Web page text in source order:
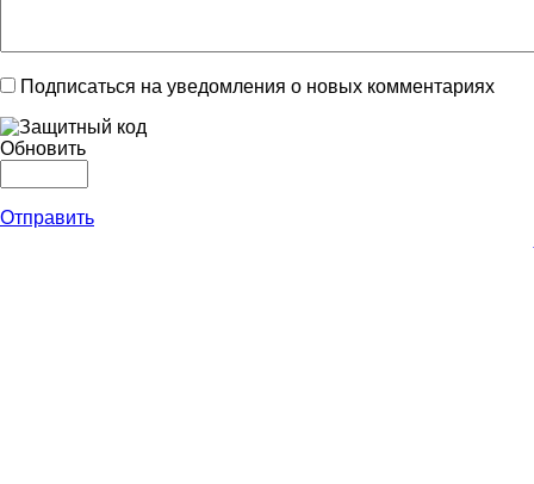
Подписаться на уведомления о новых комментариях
Обновить
Отправить